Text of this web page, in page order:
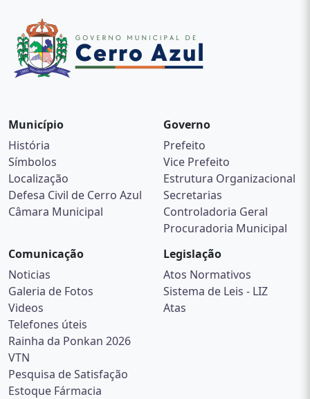
possui um caráter preventivo, pautado na defesa e na
afirmação de direitos, e no desenvolvimento de
capacidades dos usuários.
Formas de Acesso
Centro de Referência da Assistência Social (CRAS).
Fonte:
https://www.gov.br/mds/pt-br/acoes-e-
programas/suas/servicos-e-programas/convivencia-e-
fortalecimento-de-vinculos
Município
História
Símbolos
Localização
Defesa Civil de Cerro Azul
Câmara Municipal
Governo
Prefeito
Vice Prefeito
Estrutura Organizacional
Secretarias
Controladoria Geral
Procuradoria Municipal
Comunicação
Noticias
Galeria de Fotos
Videos
Telefones úteis
Rainha da Ponkan 2026
VTN
Pesquisa de Satisfação
Estoque Fármacia
Legislação
Atos Normativos
Sistema de Leis - LIZ
Atas